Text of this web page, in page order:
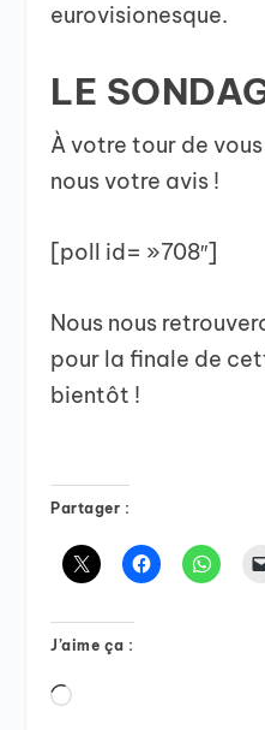
eurovisionesque.
LE
À votre tour de
nous votre avis !
[poll id= »708″]
Nous nous
pour la finale de
bientôt !
Partager :
J’aime ça :
Chargement…